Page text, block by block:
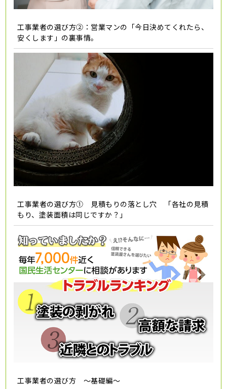
工事業者の選び方②：営業マンの「今日決めてくれたら、
安くします」の裏事情。
工事業者の選び方① 見積もりの落とし穴 「各社の見積
もり、塗装面積は同じですか？」
工事業者の選び方 ～基礎編～